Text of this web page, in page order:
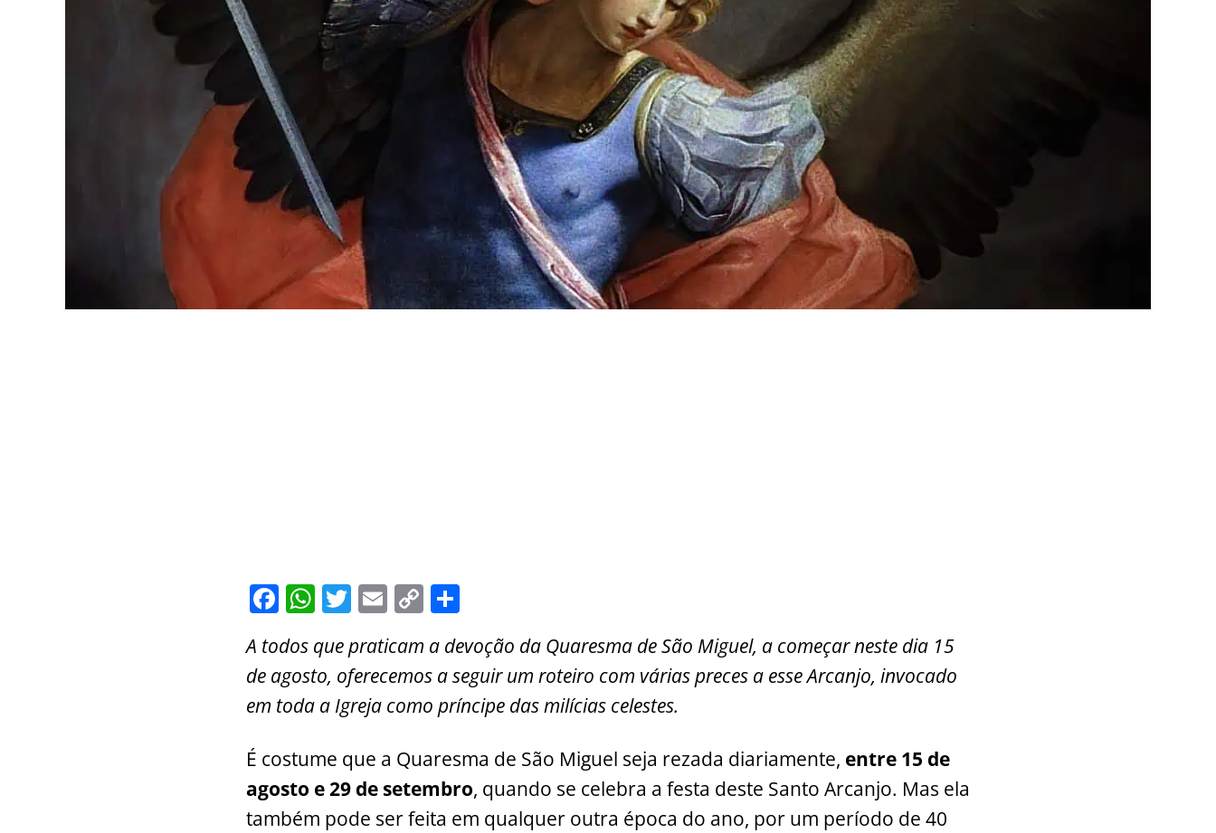
F
c
e
b
o
o
k
W
at
s
A
p
T
itt
er
E
m
ai
l
C
p
y
Li
k
ar
e
A todos que praticam a devoção da Quaresma de São Miguel, a começar neste dia 15
de agosto, oferecemos a seguir um roteiro com várias preces a esse Arcanjo, invocado
em toda a Igreja como príncipe das milícias celestes.
É costume que a Quaresma de São Miguel seja rezada diariamente, entre 15 de
agosto e 29 de setembro, quando se celebra a festa deste Santo Arcanjo. Mas ela
também pode ser feita em qualquer outra época do ano, por um período de 40